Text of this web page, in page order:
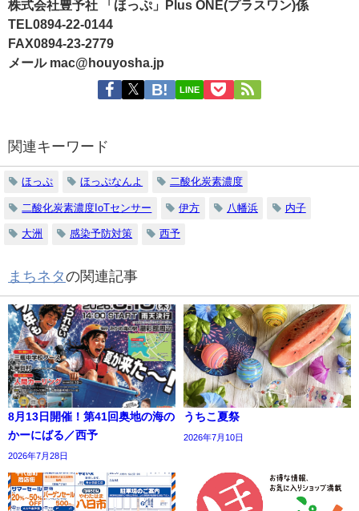
株式会社豊予社 「ほっぷ」Plus ONE(プラスワン)係
TEL0894-22-0144
FAX0894-23-2779
メール mac@houyosha.jp
LINE
関連キーワード
ほっぷ ほっぷなんよ 二酸化炭素濃度
二酸化炭素濃度IoTセンサー 伊方 八幡浜 内子
大洲 感染予防対策 西予
まちネタの関連記事
8月13日開催！第41回奥地の海の
かーにばる／西予
2026年7月28日
うちこ夏祭
2026年7月10日